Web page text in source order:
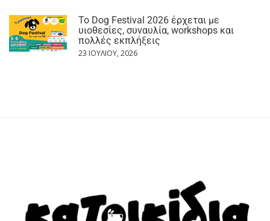
Το Dog Festival 2026 έρχεται με
υιοθεσίες, συναυλία, workshops και
πολλές εκπλήξεις
23 ΙΟΥΛΊΟΥ, 2026